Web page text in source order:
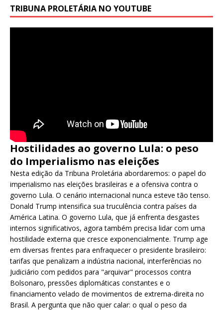
TRIBUNA PROLETÁRIA NO YOUTUBE
Hostilidades ao governo Lula: o peso
do Imperialismo nas eleições
Nesta edição da Tribuna Proletária abordaremos: o papel do
imperialismo nas eleições brasileiras e a ofensiva contra o
governo Lula. O cenário internacional nunca esteve tão tenso.
Donald Trump intensifica sua truculência contra países da
América Latina. O governo Lula, que já enfrenta desgastes
internos significativos, agora também precisa lidar com uma
hostilidade externa que cresce exponencialmente. Trump age
em diversas frentes para enfraquecer o presidente brasileiro:
tarifas que penalizam a indústria nacional, interferências no
Judiciário com pedidos para "arquivar" processos contra
Bolsonaro, pressões diplomáticas constantes e o
financiamento velado de movimentos de extrema-direita no
Brasil. A pergunta que não quer calar: o qual o peso da